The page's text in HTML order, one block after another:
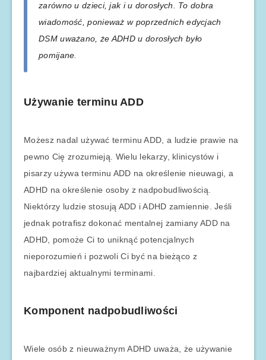
zarówno u dzieci, jak i u dorosłych. To dobra
wiadomość, ponieważ w poprzednich edycjach
DSM uważano, że ADHD u dorosłych było
pomijane.
Używanie terminu ADD
Możesz nadal używać terminu ADD, a ludzie prawie na
pewno Cię zrozumieją. Wielu lekarzy, klinicystów i
pisarzy używa terminu ADD na określenie nieuwagi, a
ADHD na określenie osoby z nadpobudliwością.
Niektórzy ludzie stosują ADD i ADHD zamiennie. Jeśli
jednak potrafisz dokonać mentalnej zamiany ADD na
ADHD, pomoże Ci to uniknąć potencjalnych
nieporozumień i pozwoli Ci być na bieżąco z
najbardziej aktualnymi terminami.
Komponent nadpobudliwości
Wiele osób z nieuważnym ADHD uważa, że używanie